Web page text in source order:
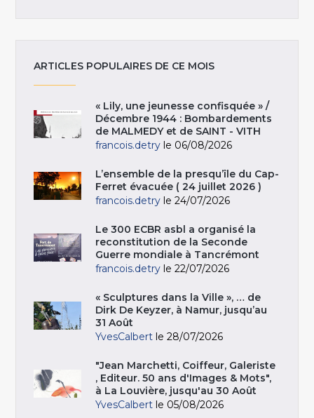
ARTICLES POPULAIRES DE CE MOIS
« Lily, une jeunesse confisquée » /
Décembre 1944 : Bombardements
de MALMEDY et de SAINT - VITH
francois.detry le 06/08/2026
L’ensemble de la presqu’île du Cap-
Ferret évacuée ( 24 juillet 2026 )
francois.detry le 24/07/2026
Le 300 ECBR asbl a organisé la
reconstitution de la Seconde
Guerre mondiale à Tancrémont
francois.detry le 22/07/2026
« Sculptures dans la Ville », … de
Dirk De Keyzer, à Namur, jusqu’au
31 Août
YvesCalbert le 28/07/2026
"Jean Marchetti, Coiffeur, Galeriste
, Editeur. 50 ans d'Images & Mots",
à La Louvière, jusqu'au 30 Août
YvesCalbert le 05/08/2026